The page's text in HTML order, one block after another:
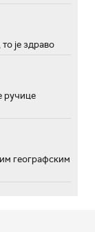
је здраво
ручице
географским